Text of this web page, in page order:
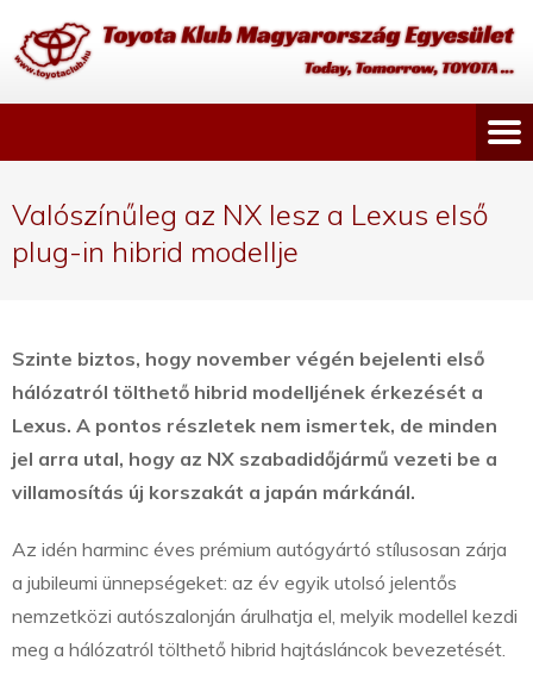
Valószínűleg az NX lesz a Lexus első
plug-in hibrid modellje
Szinte biztos, hogy november végén bejelenti első
hálózatról tölthető hibrid modelljének érkezését a
Lexus. A pontos részletek nem ismertek, de minden
jel arra utal, hogy az NX szabadidőjármű vezeti be a
villamosítás új korszakát a japán márkánál.
Az idén harminc éves prémium autógyártó stílusosan zárja
a jubileumi ünnepségeket: az év egyik utolsó jelentős
nemzetközi autószalonján árulhatja el, melyik modellel kezdi
meg a hálózatról tölthető hibrid hajtásláncok bevezetését.